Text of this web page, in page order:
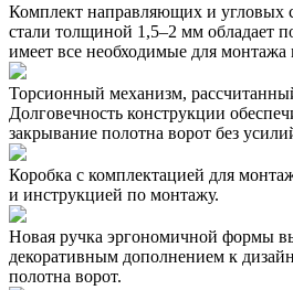
Комплект направляющих и угловых
стали толщиной 1,5–2 мм обладает
имеет все необходимые для
Торсионный механизм,
Долговечность конструкции
закрывание полотна ворот без
Коробка с комплектацией для
и инструкцией по монтажу.
Новая ручка эргономичной формы
декоративным дополнением к
полотна ворот.